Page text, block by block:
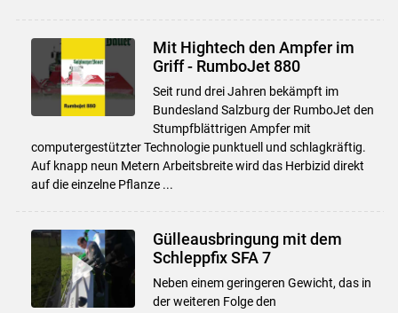
Mit Hightech den Ampfer im
Griff - RumboJet 880
Seit rund drei Jahren bekämpft im
Bundesland Salzburg der RumboJet den
Stumpfblättrigen Ampfer mit
computergestützter Technologie punktuell und schlagkräftig.
Auf knapp neun Metern Arbeitsbreite wird das Herbizid direkt
auf die einzelne Pflanze ...
Gülleausbringung mit dem
Schleppfix SFA 7
Neben einem geringeren Gewicht, das in
der weiteren Folge den